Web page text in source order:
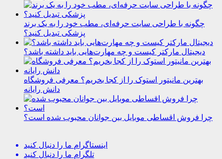
چگونه با طراحی سایت حرفه‌ای، مطب خود را به یک برند
پزشکی تبدیل کنید؟
دیجیتال مارکتر کیست و چه مهارت‌هایی باید داشته باشد؟
بهترین مانیتور استوک را از کجا بخریم؟ معرفی فروشگاه
دانش رایانه
چرا فروش اقساطی موبایل بین جوانان محبوب شده است؟
اینستاگرام ما را دنبال کنید
تلگرام ما را دنبال کنید